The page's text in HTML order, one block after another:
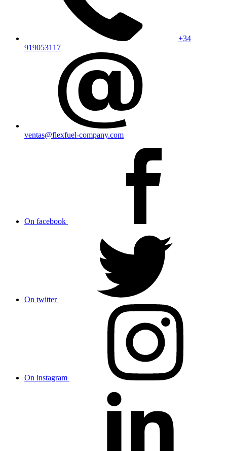
+34
919053117
ventas@flexfuel-company.com
On facebook
On twitter
On instagram